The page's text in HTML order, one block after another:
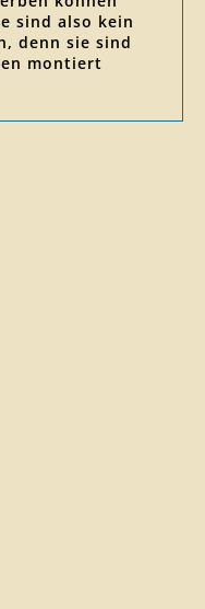
sind also kein
denn sie sind
montiert